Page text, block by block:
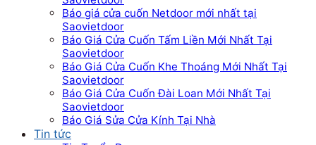
Báo giá cửa cuốn Netdoor mới nhất tại
Saovietdoor
Báo Giá Cửa Cuốn Tấm Liền Mới Nhất Tại
Saovietdoor
Báo Giá Cửa Cuốn Khe Thoáng Mới Nhất Tại
Saovietdoor
Báo Giá Cửa Cuốn Đài Loan Mới Nhất Tại
Saovietdoor
Báo Giá Sửa Cửa Kính Tại Nhà
Tin tức